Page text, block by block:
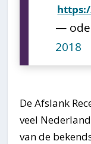
—
2018
De Afslank
veel
van de